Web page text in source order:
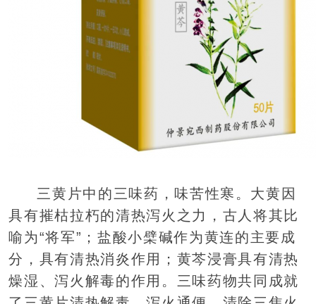
三黄片中的三味药，味苦性寒。大黄因
具有摧枯拉朽的清热泻火之力，古人将其比
喻为“将军”；盐酸小檗碱作为黄连的主要成
分，具有清热消炎作用；黄芩浸膏具有清热
燥湿、泻火解毒的作用。三味药物共同成就